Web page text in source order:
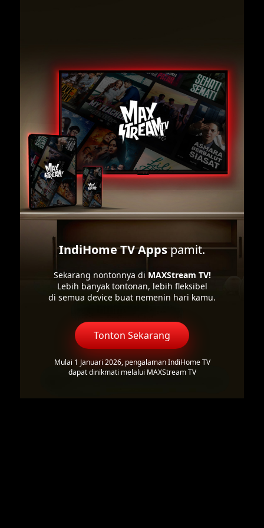
IndiHome TV Appspamit.
Sekarang nontonnya di MAXStream TV!
Lebih banyak tontonan, lebih fleksibel
di semua device buat nemenin hari kamu.
Tonton Sekarang
Mulai 1 Januari 2026, pengalaman IndiHome TV
dapat dinikmati melalui MAXStream TV